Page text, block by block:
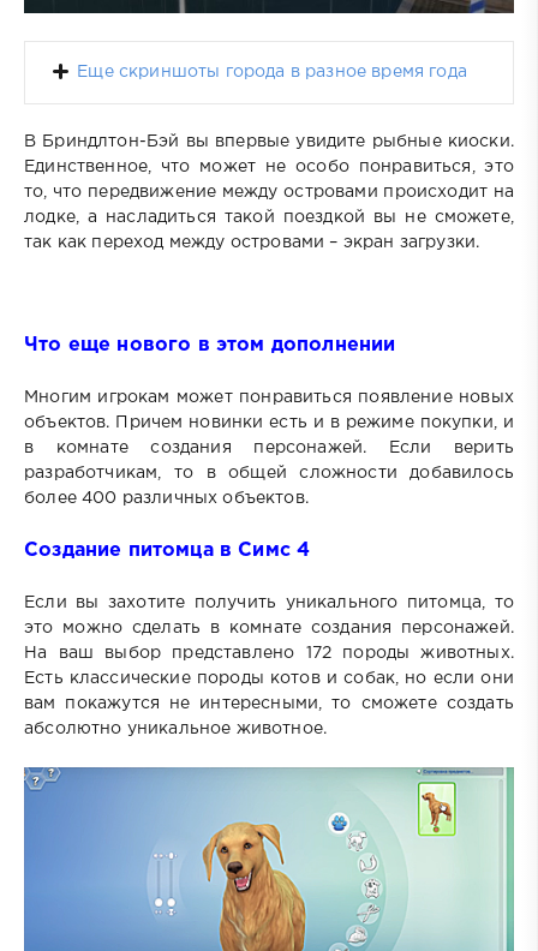
Еще скриншоты города в разное время года
В Бриндлтон-Бэй вы впервые увидите рыбные киоски.
Единственное, что может не особо понравиться, это
то, что передвижение между островами происходит на
лодке, а насладиться такой поездкой вы не сможете,
так как переход между островами – экран загрузки.
Что еще нового в этом дополнении
Многим игрокам может понравиться появление новых
объектов. Причем новинки есть и в режиме покупки, и
в комнате создания персонажей. Если верить
разработчикам, то в общей сложности добавилось
более 400 различных объектов.
Создание питомца в Симс 4
Если вы захотите получить уникального питомца, то
это можно сделать в комнате создания персонажей.
На ваш выбор представлено 172 породы животных.
Есть классические породы котов и собак, но если они
вам покажутся не интересными, то сможете создать
абсолютно уникальное животное.